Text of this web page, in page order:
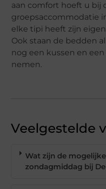
aan comfort hoeft u bij
groepsaccommodatie
elke tipi heeft zijn
Ook staan de bedden
nog een kussen en
nemen.
Veelgestelde
Wat zijn de
zondagmiddag bij